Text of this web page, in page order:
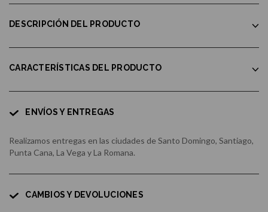
DESCRIPCIÓN DEL PRODUCTO
CARACTERÍSTICAS DEL PRODUCTO
ENVÍOS Y ENTREGAS
Realizamos entregas en las ciudades de Santo Domingo, Santiago,
Punta Cana, La Vega y La Romana.
CAMBIOS Y DEVOLUCIONES